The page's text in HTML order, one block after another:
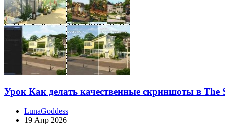
Урок Как делать качественные скриншоты в The
LunaGoddess
19 Апр 2026